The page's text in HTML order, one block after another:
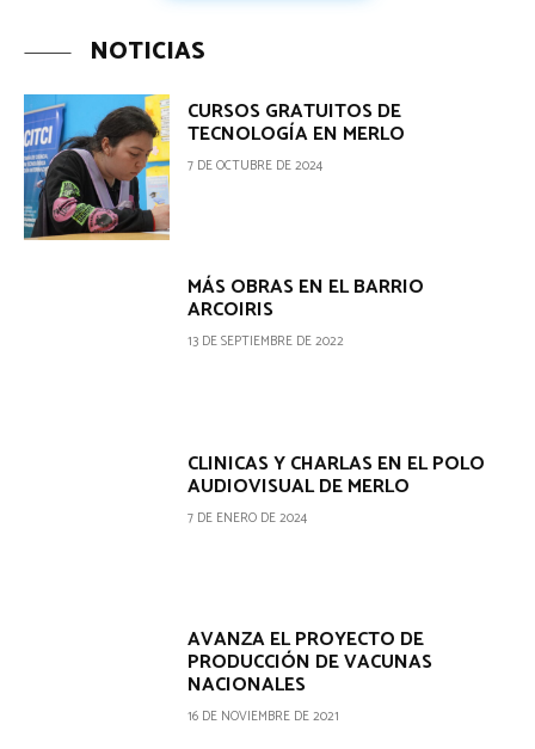
NOTICIAS
CURSOS GRATUITOS DE
TECNOLOGÍA EN MERLO
7 DE OCTUBRE DE 2024
MÁS OBRAS EN EL BARRIO
ARCOIRIS
13 DE SEPTIEMBRE DE 2022
CLINICAS Y CHARLAS EN EL POLO
AUDIOVISUAL DE MERLO
7 DE ENERO DE 2024
AVANZA EL PROYECTO DE
PRODUCCIÓN DE VACUNAS
NACIONALES
16 DE NOVIEMBRE DE 2021